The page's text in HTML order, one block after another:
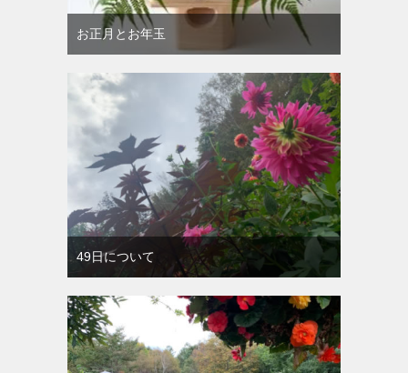
お正月とお年玉
49日について